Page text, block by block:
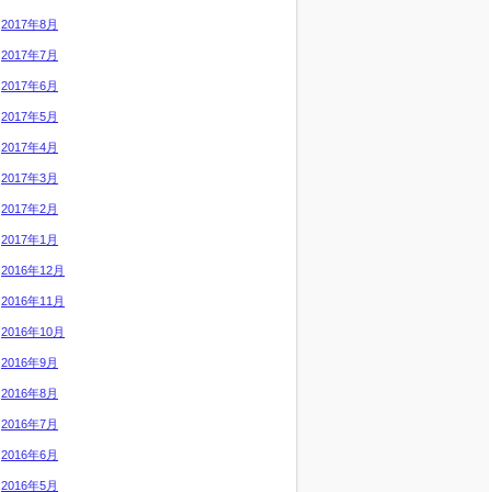
2017年8月
2017年7月
2017年6月
2017年5月
2017年4月
2017年3月
2017年2月
2017年1月
2016年12月
2016年11月
2016年10月
2016年9月
2016年8月
2016年7月
2016年6月
2016年5月